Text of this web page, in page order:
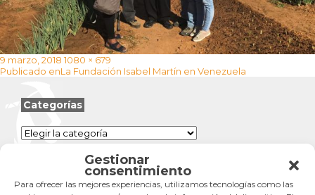
Gestionar
consentimiento
Para ofrecer las mejores experiencias, utilizamos tecnologías como las
Publicado
el
9 marzo, 2018 Tamaño
completo
1080 × 679
Navegación
Publicado enLa Fundación Isabel Martín en Venezuela
Categorías
Categorías